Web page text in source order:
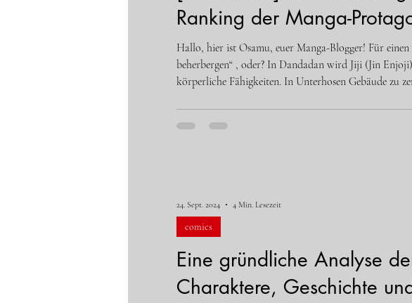
Ranking der Manga-
Hallo, hier ist Osamu, euer Manga-Blogger! Für
beherbergen“ , oder? In Dandadan wird Jiji (Jin Enjoji) vom mächtigen übernatürlichen Wesen „Böses Auge“ (Jashi) besessen und zeigt überwältigende
körperliche Fähigkeiten. In Unterhosen Gebäude zu
Eine gründliche Analyse
Charaktere, Geschichte
comics
24. Sept. 2024 4 Min. Lesezeit